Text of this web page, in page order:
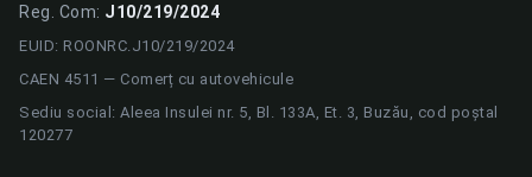
Reg. Com: J10/219/2024
EUID: ROONRC.J10/219/2024
CAEN 4511 — Comerț cu autovehicule
Sediu social: Aleea Insulei nr. 5, Bl. 133A, Et. 3, Buzău, cod poștal
120277